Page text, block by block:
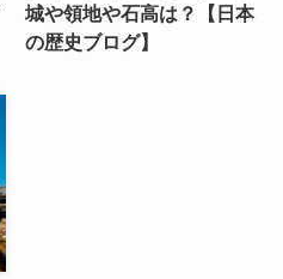
城や領地や石高は？【日本
の歴史ブログ】